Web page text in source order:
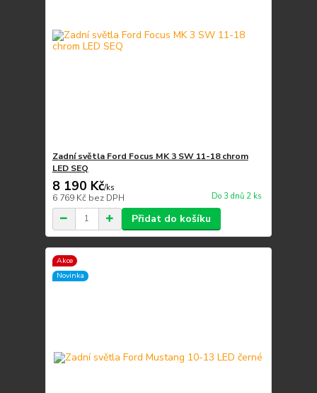
Zadní světla Ford Focus MK 3 SW 11-18 chrom
LED SEQ
8 190 Kč/ks
6 769 Kč bez DPH Do 3 dnů 2 ks
Přidat do košíku
Akce
Novinka